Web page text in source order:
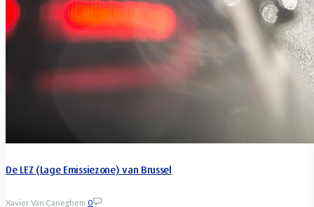
De LEZ (Lage Emissiezone) van Brussel
Xavier Van Caneghem 0